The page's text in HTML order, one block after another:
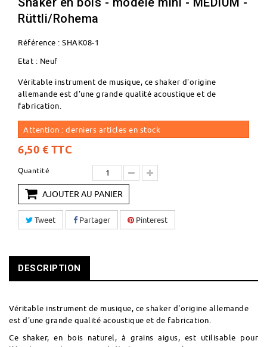
Rüttli/Rohema
Référence : SHAK08-1
Etat : Neuf
Véritable instrument de musique, ce shaker d'origine
allemande est d'une grande qualité acoustique et de
fabrication.
Attention : derniers articles en stock
6,50 € TTC
Quantité
AJOUTER AU PANIER
Tweet Partager Pinterest
DESCRIPTION
Véritable instrument de musique, ce shaker d'origine allemande
est d'une grande qualité acoustique et de fabrication.
Ce shaker, en bois naturel, à grains aigus, est utilisable pour